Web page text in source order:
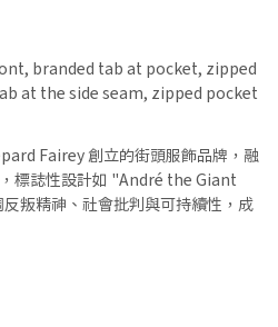
branded tab at pocket, zipped
at the side seam, zipped pocket
Fairey 創立的街頭服飾品牌，融
標誌性設計如 "André the Giant
叛精神、社會批判與可持續性，成